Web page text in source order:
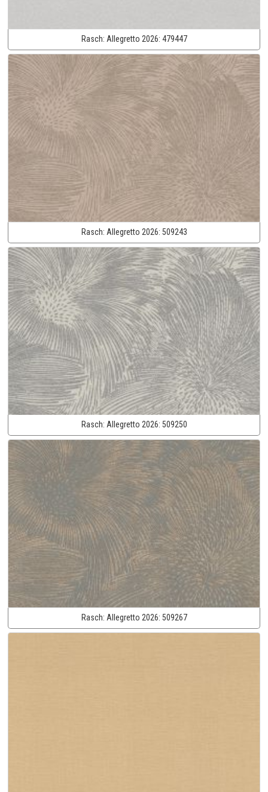
Rasch: Allegretto 2026: 479447
Rasch: Allegretto 2026: 509243
Rasch: Allegretto 2026: 509250
Rasch: Allegretto 2026: 509267